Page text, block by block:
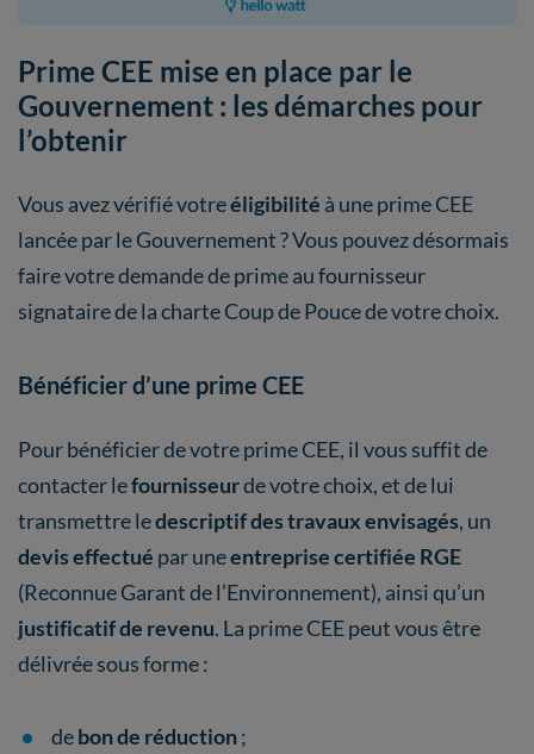
Prime CEE mise en place par le
Gouvernement : les démarches pour
l’obtenir
Vous avez vérifié votreéligibilité à une prime CEE
lancée par le Gouvernement ? Vous pouvez désormais
faire votre demande de prime au fournisseur
signataire de la charte Coup de Pouce de votre choix.
Bénéficier d’une prime CEE
Pour bénéficier de votre prime CEE, il vous suffit de
contacter lefournisseurde votre choix, et de lui
transmettre ledescriptif des travaux envisagés, un
devis effectué par uneentreprise certifiée RGE
(Reconnue Garant de l’Environnement), ainsi qu’un
justificatif de revenu. La prime CEE peut vous être
délivrée sous forme :
debon de réduction;